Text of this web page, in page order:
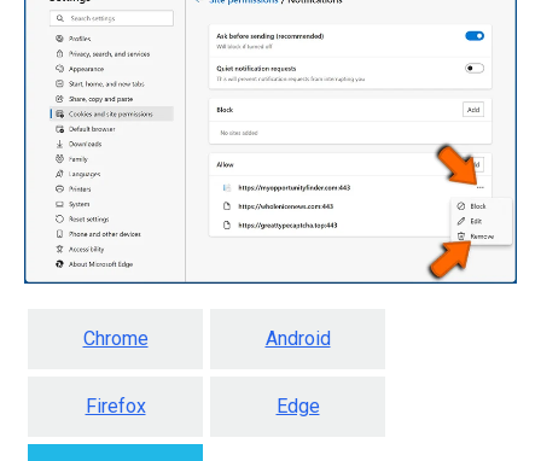
Chrome Android
Firefox Edge